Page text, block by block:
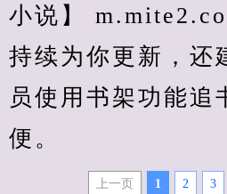
小说】
持续为你更新，还
员使用书架功能追
便。
上一页 1 2 3